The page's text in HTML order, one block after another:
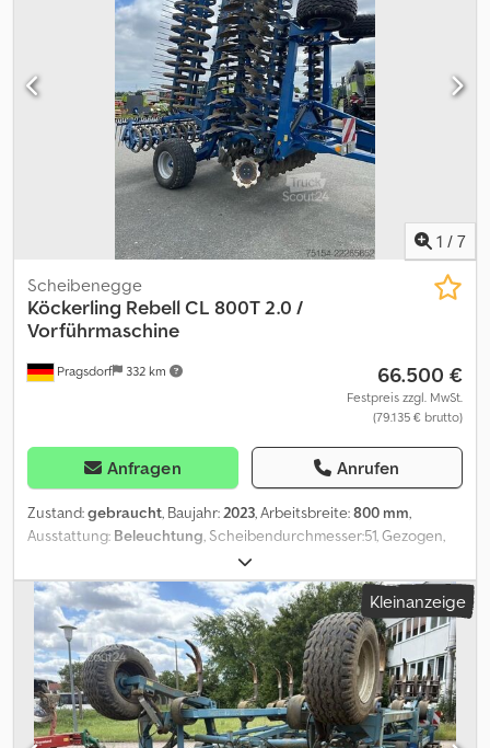
1 / 7
Pragsdorf 332 km
Scheibenegge
Köckerling Rebell CL 800T 2.0 /
Vorführmaschine
66.500 €
Festpreis zzgl. MwSt.
(79.135 € brutto)
Anfragen Anrufen
Zustand:gebraucht, Baujahr: 2023, Arbeitsbreite:800 mm,
Ausstattung: Beleuchtung , Scheibendurchmesser:51, Gezogen,
Hydraulische Klappung, Walze_____FahrwerkKlappvorrichtung
Rahmenhöhe: 0.6Scheibenart: gezackt Scheibenzahl:
62SteinsicherungNachstriegelDSTS WalzeHydraulische
Tiefenverstellung,Lagerort:Kunde Dcedpszkdmysfx Aa Tjk
Kleinanzeige